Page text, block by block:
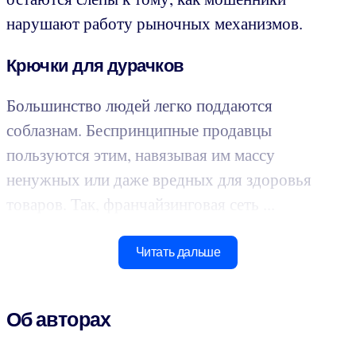
нарушают работу рыночных механизмов.
Крючки для дурачков
Большинство людей легко поддаются
соблазнам. Беспринципные продавцы
пользуются этим, навязывая им массу
ненужных или даже вредных для здоровья
товаров. Так, франчайзинговая сеть ...
Читать дальше
Об авторах